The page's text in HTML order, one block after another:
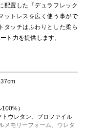
配置した「デュラフレック
ットレスを広く使う事がで
タッチはふわりとした柔ら
ト力を提供します。
）
ウレタン、プロファイル
メモリーフォーム、ウレタ